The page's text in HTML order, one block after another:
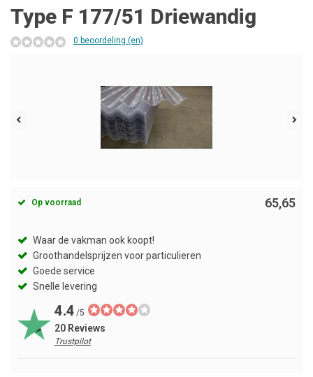
Type F 177/51 Driewandig
0 beoordeling (en)
Op voorraad 65,65
Waar de vakman ook koopt!
Groothandelsprijzen voor particulieren
Goede service
Snelle levering
4.4 /5
20 Reviews
Trustpilot